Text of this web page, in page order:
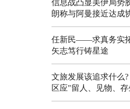
信息战凸显美伊局势
朗称与阿曼接近达成
任新民——求真务实
矢志笃行铸星途
文旅发展该追求什么?
区应"留人、见物、